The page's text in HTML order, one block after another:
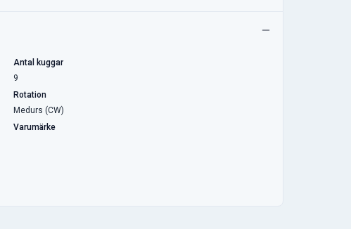
Antal kuggar
9
Rotation
Medurs (CW)
Varumärke